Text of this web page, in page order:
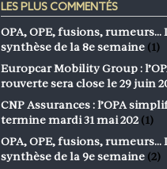
LES PLUS COMMENTÉS
OPA, OPE, fusions, rumeurs…
synthèse de la 8e semaine (1)
Europcar Mobility Group :
rouverte sera close le 29 juin
CNP Assurances : l’OPA
termine mardi 31 mai 202 (1)
OPA, OPE, fusions, rumeurs…
synthèse de la 9e semaine (2)